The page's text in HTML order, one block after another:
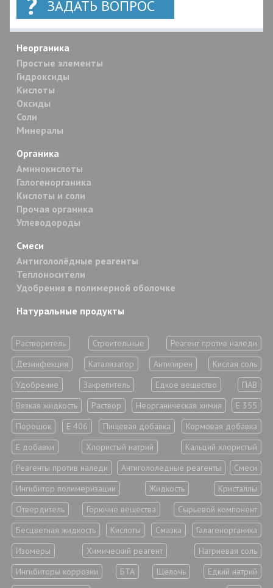
ЗАДАТЬ ВОПРОС
Неорганика
Простые элементы
Гидроксиды
Кислоты
Оксиды
Соли
Минералы
Органика
Аминокислоты
Галогенорганика
Кислоты и соли
Прочая органика
Углеводороды
Смеси
Антигололёдные реагенты
Теплоносители
Удобрения в полимерной оболочке
Натуральные продукты
Растворитель Строительные
Реагент против наледи
Дезинфекция
Катализатор Антипирен
Кислая соль
Удобрение
Закрепитель Едкое вещество
ПАВ
Вязкая жидкость
Раствор Неорганическая химия
Е 355
Порошок
Е 406 Пищевая добавка
Кормовая добавка
Е добавки
Хлористый натрий
Кальций хлористый
Реагенты против наледи
Антигололедные реагенты
Смеси
Ингибитор полимеризации
Жидкость
Кристаллы
Отвердитель
Горючие вещества
Сырьевой компонент
Бесцветная жидкость
Кислоты Смазка
Галагенорганика
Изомеры
Химический реагент
Натриевая соль
Ингибиторы коррозии
БТА Щёлочь
Едкий натрий